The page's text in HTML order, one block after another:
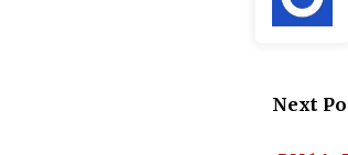
Next